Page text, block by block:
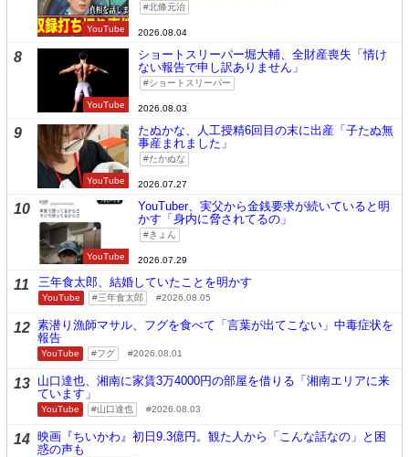
YouTube
北條元治
2026.08.04
8
YouTube
ショートスリーパー堀大輔、全財産喪失「情け
ない報告で申し訳ありません」
ショートスリーパー
2026.08.03
9
YouTube
たぬかな、人工授精6回目の末に出産「子たぬ無
事産まれました」
たかぬな
2026.07.27
10
YouTube
YouTuber、実父から金銭要求が続いていると明
かす「身内に脅されてるの」
きょん
2026.07.29
11 三年食太郎、結婚していたことを明かす
YouTube 三年食太郎 2026.08.05
12 素潜り漁師マサル、フグを食べて「言葉が出てこない」中毒症状を
報告
YouTube フグ 2026.08.01
13 山口達也、湘南に家賃3万4000円の部屋を借りる「湘南エリアに来
ています」
YouTube 山口達也 2026.08.03
14 映画『ちいかわ』初日9.3億円。観た人から「こんな話なの」と困
惑の声も